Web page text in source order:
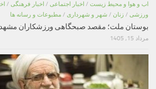
اب و هوا و محیط زیست / اخبار اجتماعی / اخبار فرهنگی /
ورزشی / زنان / شهر و شهرداری / مطبوعات و رسانه ها
بوستان ملت؛ مقصد صبحگاهی ورزشکاران مشهد
مرداد 15, 1405